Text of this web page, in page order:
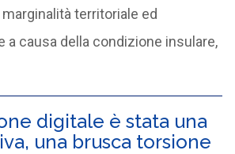
territoriale ed
a causa della condizione insulare,
digitale è stata una
una brusca torsione